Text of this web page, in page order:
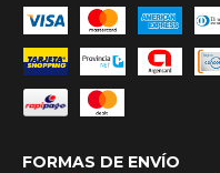
FORMAS DE ENVÍO